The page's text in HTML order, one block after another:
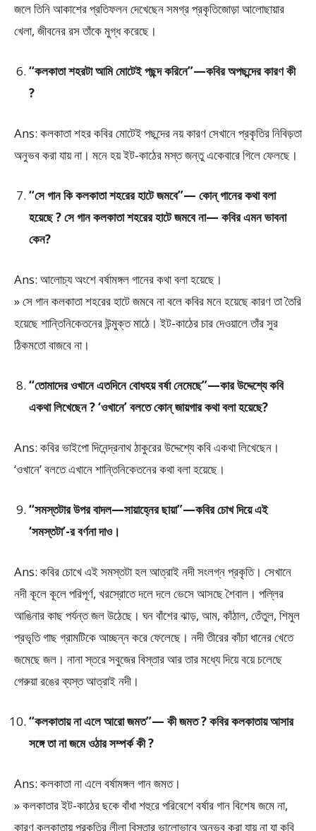
জলে তিনি আকাশের প্রতিফলন দেখেছেন সমগ্র প্রকৃতিজোড়া আলোছায়ার
খেলা, জীবনের রস তাঁকে মুগ্ধ করেছে।
“কলকাতা শহরটা আমি মোটেই পছন্দ করিনে”—কবির অপছন্দের কারণ কী
?
Ans: কলকাতা শহর কবির মোটেই পছন্দের নয় কারণ সেখানে প্রকৃতির নিবিড়তা
অনুভব করা যায় না। মনে হয় ইট-কাঠের মস্ত জন্তু একেবারে গিলে ফেলছে।
“সে গান কি কলকাতা শহরের হাটে জমবে”— কোন্ গানের কথা বলা
হয়েছে ? সে গান কলকাতা শহরের হাটে জমবে না— কবির এমন ভাবনা
কেন?
Ans: আলোচ্য অংশে বর্ষামঙ্গল গানের কথা বলা হয়েছে।
» সে গান কলকাতা শহরের হাটে জমবে না বলে কবির মনে হয়েছে কারণ তা তৈরি
হয়েছে শান্তিনিকেতনের উন্মুক্ত মাঠে। ইট-কাঠের চার দেওয়ালে তাঁর সুর
ঠিকমতো বাজবে না।
“তোমাদের ওখানে এতদিনে বোধহয় বর্ষা নেমেছে”—কার উদ্দেশ্যে কবি
একথা লিখেছেন ? ‘ওখানে’ বলতে কোন্ জায়গার কথা বলা হয়েছে?
Ans: কবির ভাইপো দিনেন্দ্রনাথ ঠাকুরের উদ্দেশ্যে কবি একথা লিখেছেন।
‘ওখানে’ বলতে এখানে শান্তিনিকেতনের কথা বলা হয়েছে।
“সমস্তটার উপর বাদল—সায়াহ্নের ছায়া”—কবির চোখ দিয়ে এই
‘সমস্তটা’-র বর্ণনা দাও।
Ans: কবির চোখে এই সমস্তটা হল আত্রাই নদী সংলগ্ন প্রকৃতি। সেখানে
নদী কূলে কূলে পরিপূর্ণ, খরস্রোতে দলে দলে ভেসে আসছে শৈবাল। পল্লির
আঙিনার কাছ পর্যন্ত জল উঠেছে। ঘন বাঁশের ঝাড়, আম, কাঁঠাল, তেঁতুল, শিমুল
প্রভৃতি গাছ গ্রামটিকে আচ্ছন্ন করে ফেলেছে। নদী তীরের কাঁচা ধানের খেতে
জমেছে জল। নানা স্তরে সবুজের বিস্তার আর তার মধ্যে দিয়ে বয়ে চলেছে
গেরুয়া রঙের ব্যস্ত আত্রাই নদী।
“কলকাতায় না এলে আরো জমত”— কী জমত ? কবির কলকাতায় আসার
সঙ্গে তা না জমে ওঠার সম্পর্ক কী ?
Ans: কলকাতা না এলে বর্ষামঙ্গল গান জমত।
» কলকাতার ইট-কাঠের ছকে বাঁধা শহুরে পরিবেশে বর্ষার গান বিশেষ জমে না,
কারণ কলকাতায় প্রকৃতির লীলা বিস্তার ভালোভাবে অনুভব করা যায় না যা কবি